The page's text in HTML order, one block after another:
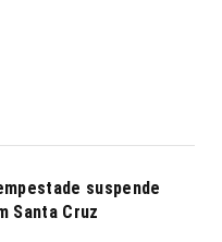
suspende
Santa Cruz